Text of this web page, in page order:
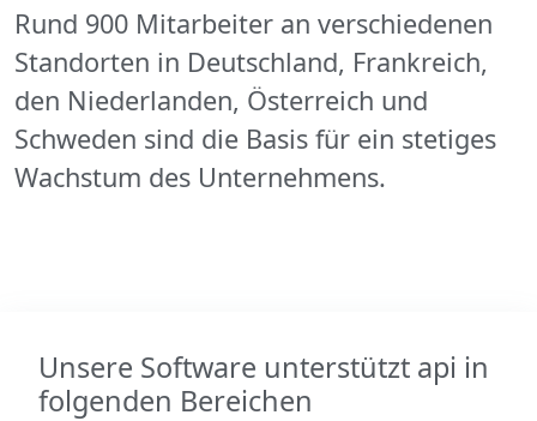
Rund 900 Mitarbeiter an verschiedenen
Standorten in Deutschland, Frankreich,
den Niederlanden, Österreich und
Schweden sind die Basis für ein stetiges
Wachstum des Unternehmens.
Unsere Software unterstützt api in
folgenden Bereichen